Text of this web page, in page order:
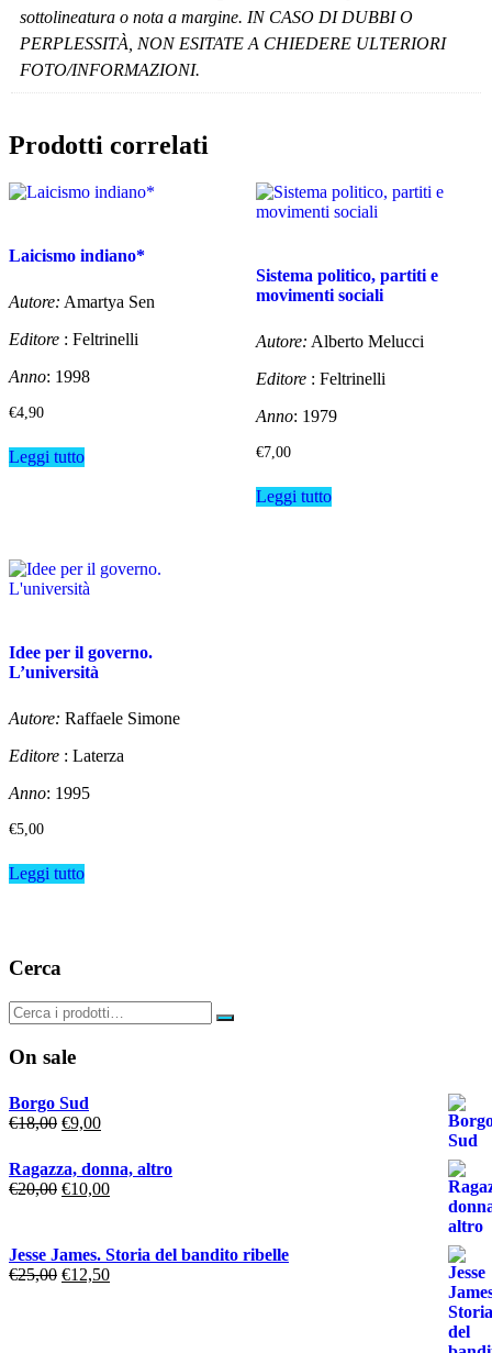
sottolineatura o nota a margine. IN CASO DI DUBBI O
PERPLESSITÀ, NON ESITATE A CHIEDERE ULTERIORI
FOTO/INFORMAZIONI.
Prodotti correlati
Laicismo indiano*
Autore: Amartya Sen
Editore : Feltrinelli
Anno: 1998
€4,90
Leggi tutto
Sistema politico, partiti e
movimenti sociali
Autore: Alberto Melucci
Editore: Feltrinelli
Anno: 1979
€7,00
Leggi tutto
Idee per il governo.
L’università
Autore: Raffaele Simone
Editore : Laterza
Anno: 1995
€5,00
Leggi tutto
Cerca
On sale
Borgo Sud
€18,00 Il
originale
era:
€18,00.
€9,00Il
attuale
è:
€9,00.
Ragazza, donna, altro
€20,00 Il
era:
€20,00.
€10,00Il
è:
€10,00.
Jesse James. Storia del bandito ribelle
€25,00 Il
€12,50Il